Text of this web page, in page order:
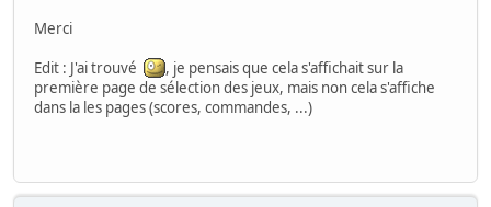
Merci
Edit : J'ai trouvé
, je pensais que cela s'affichait sur la
première page de sélection des jeux, mais non cela s'affiche
dans la les pages (scores, commandes, ...)